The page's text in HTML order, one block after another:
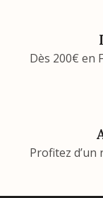
Dès 200€ en
Profitez